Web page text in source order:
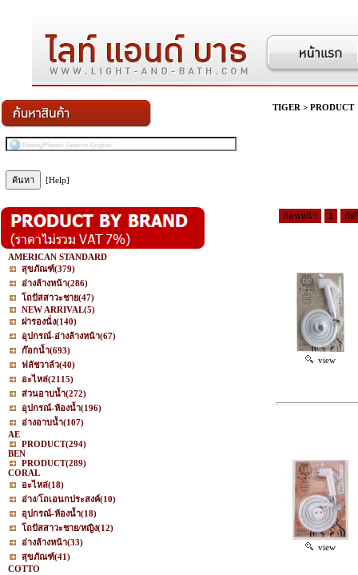
[Help]
AMERICAN STANDARD
สุขภัณฑ์(379)
อ่างล้างหน้า(286)
โถปัสสาวะชาย(47)
NEW ARRIVAL(5)
ฝารองนั่ง(140)
อุปกรณ์-อ่างล้างหน้า(67)
ก๊อกน้ำ(693)
ฟลัชวาล์ว(40)
อะไหล่(2115)
ส่วนอาบน้ำ(272)
อุปกรณ์-ห้องน้ำ(196)
อ่างอาบน้ำ(107)
AE
PRODUCT(294)
BEN
PRODUCT(289)
CORAL
อะไหล่(18)
อ่าง/โถเอนกประสงค์(10)
อุปกรณ์-ห้องน้ำ(18)
โถปัสสาวะชาย/หญิง(12)
อ่างล้างหน้า(33)
สุขภัณฑ์(41)
COTTO
TIGER > PRODUCT
ก่อนหน้า 1 ถัด
view
view